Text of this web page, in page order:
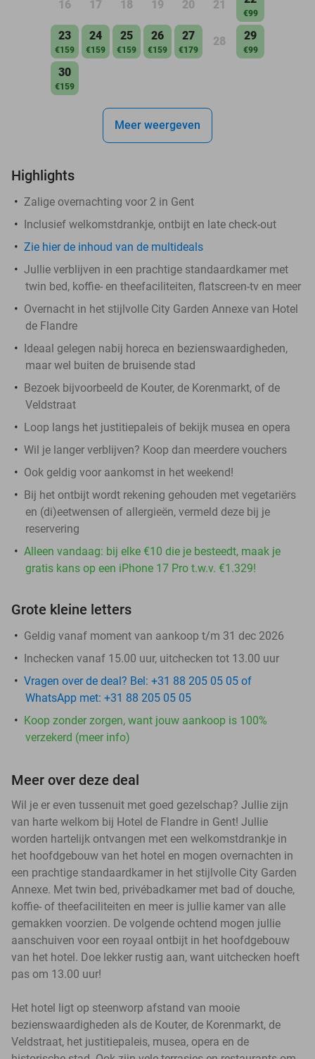
16 17 18 19 20 21
€99
23
€159
24
€159
25
€159
26
€159
27
€179
28 29
€99
30
€159
Meer weergeven
Highlights
Zalige overnachting voor 2 in Gent
Inclusief welkomstdrankje, ontbijt en late check-out
Zie hier de inhoud van de multideals
Jullie verblijven in een prachtige standaardkamer met
twin bed, koffie- en theefaciliteiten, flatscreen-tv en meer
Overnacht in het stijlvolle City Garden Annexe van Hotel
de Flandre
Ideaal gelegen nabij horeca en bezienswaardigheden,
maar wel buiten de bruisende stad
Bezoek bijvoorbeeld de Kouter, de Korenmarkt, of de
Veldstraat
Loop langs het justitiepaleis of bekijk musea en opera
Wil je langer verblijven? Koop dan meerdere vouchers
Ook geldig voor aankomst in het weekend!
Bij het ontbijt wordt rekening gehouden met vegetariërs
en (di)eetwensen of allergieën, vermeld deze bij je
reservering
Alleen vandaag: bij elke €10 die je besteedt, maak je
gratis kans op een iPhone 17 Pro t.w.v. €1.329!
Grote kleine letters
Geldig vanaf moment van aankoop t/m 31 dec 2026
Inchecken vanaf 15.00 uur, uitchecken tot 13.00 uur
Vragen over de deal? Bel: +31 88 205 05 05 of
WhatsApp met: +31 88 205 05 05
Koop zonder zorgen, want jouw aankoop is 100%
verzekerd (meer info)
Meer over deze deal
Wil je er even tussenuit met goed gezelschap? Jullie zijn
van harte welkom bij Hotel de Flandre in Gent! Jullie
worden hartelijk ontvangen met een welkomstdrankje in
het hoofdgebouw van het hotel en mogen overnachten in
een prachtige standaardkamer in het stijlvolle City Garden
Annexe. Met twin bed, privébadkamer met bad of douche,
koffie- of theefaciliteiten en meer is jullie kamer van alle
gemakken voorzien. De volgende ochtend mogen jullie
aanschuiven voor een royaal ontbijt in het hoofdgebouw
van het hotel. Doe lekker rustig aan, want uitchecken hoeft
pas om 13.00 uur!
Het hotel ligt op steenworp afstand van mooie
bezienswaardigheden als de Kouter, de Korenmarkt, de
Veldstraat, het justitiepaleis, musea, opera en de